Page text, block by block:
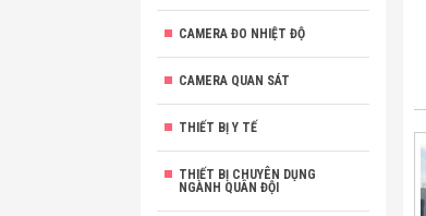
CAMERA ĐO NHIỆT ĐỘ
CAMERA QUAN SÁT
THIẾT BỊ Y TẾ
THIẾT BỊ CHUYÊN DỤNG
NGÀNH QUÂN ĐỘI